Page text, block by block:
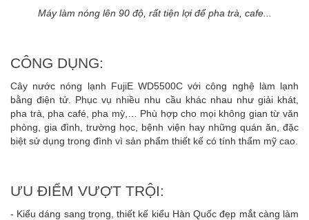
Máy làm nóng lên 90 độ, rất tiện lợi để pha trà, cafe...
CÔNG DỤNG:
Cây nước nóng lạnh FujiE WD5500C với công nghệ làm lạnh
bằng điện tử. Phục vụ nhiều nhu cầu khác nhau như giải khát,
pha trà, pha café, pha mỳ,… Phù hợp cho mọi không gian từ văn
phòng, gia đình, trường học, bệnh viện hay những quán ăn, đặc
biệt sử dụng trong đình vì sản phẩm thiết kế có tính thẩm mỹ cao.
ƯU ĐIỂM VƯỢT TRỘI:
- Kiểu dáng sang trọng, thiết kế kiểu Hàn Quốc đẹp mắt càng làm